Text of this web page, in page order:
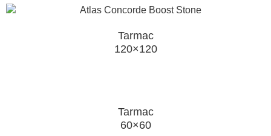
Tarmac
120×120
Tarmac
60×60